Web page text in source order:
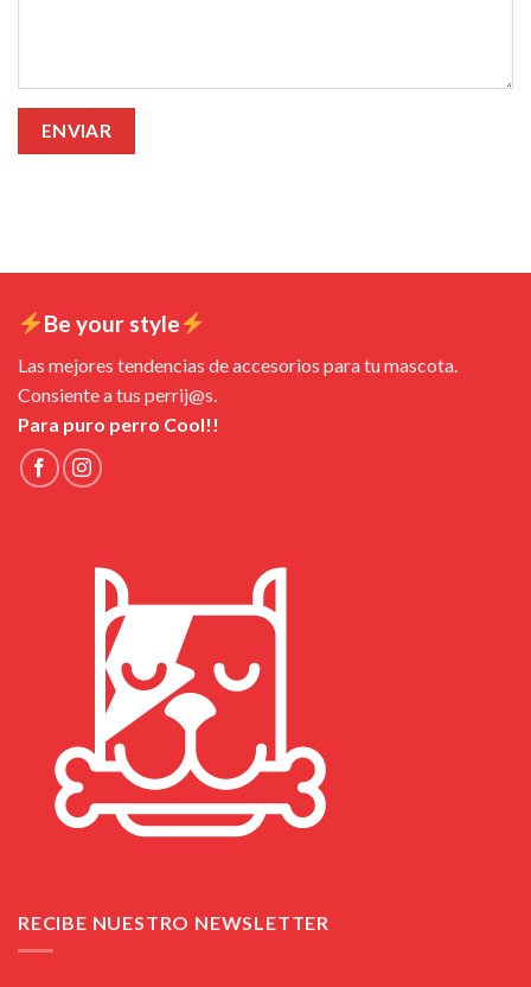
Be your style
Las mejores tendencias de accesorios para tu mascota.
Consiente a tus perrij@s.
Para puro perro Cool!!
RECIBE NUESTRO NEWSLETTER